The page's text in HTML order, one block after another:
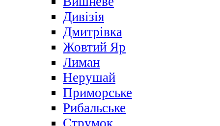
Дивізія
Дмитрівка
Жовтий Яр
Лиман
Нерушай
Приморське
Рибальське